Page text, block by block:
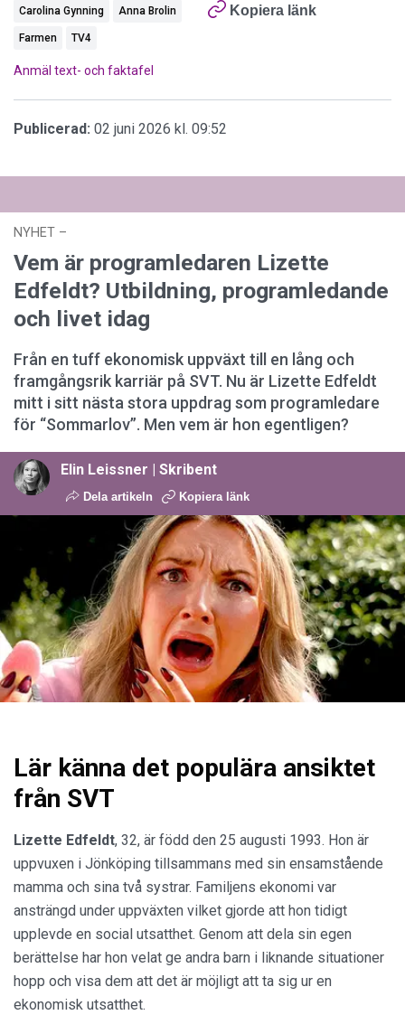
Kopiera länk
Carolina Gynning Anna Brolin
Farmen TV4
Anmäl text- och faktafel
Publicerad: 02 juni 2026 kl. 09:52
NYHET –
Vem är programledaren Lizette
Edfeldt? Utbildning, programledande
och livet idag
Från en tuff ekonomisk uppväxt till en lång och
framgångsrik karriär på SVT. Nu är Lizette Edfeldt
mitt i sitt nästa stora uppdrag som programledare
för “Sommarlov”. Men vem är hon egentligen?
Elin Leissner | Skribent
Dela artikeln Kopiera länk
Lär känna det populära ansiktet
från SVT
Lizette Edfeldt, 32, är född den 25 augusti 1993. Hon är
uppvuxen i Jönköping tillsammans med sin ensamstående
mamma och sina två systrar. Familjens ekonomi var
ansträngd under uppväxten vilket gjorde att hon tidigt
upplevde en social utsatthet. Genom att dela sin egen
berättelse har hon velat ge andra barn i liknande situationer
hopp och visa dem att det är möjligt att ta sig ur en
ekonomisk utsatthet.